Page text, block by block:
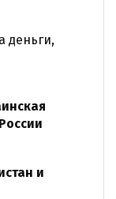
деньги,
и